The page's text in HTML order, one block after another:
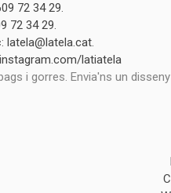
72 34 29.
72 34 29.
:latela@latela.cat.
latiatela
i gorres. Envia'ns un